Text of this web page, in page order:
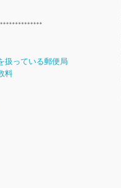
扱っている郵便局
料